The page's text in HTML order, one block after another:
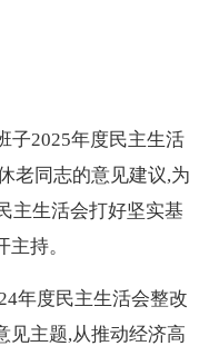
子2025年度民主生活
老同志的意见建议,为
主生活会打好坚实基
持。
年度民主生活会整改
见主题,从推动经济高